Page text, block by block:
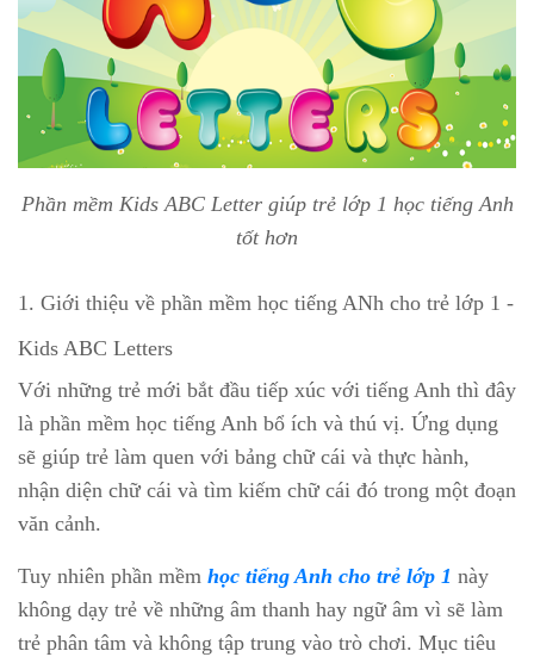
Phần mềm Kids ABC Letter giúp trẻ lớp 1 học tiếng Anh
tốt hơn
1. Giới thiệu về phần mềm học tiếng ANh cho trẻ lớp 1 -
Kids ABC Letters
Với những trẻ mới bắt đầu tiếp xúc với tiếng Anh thì đây
là phần mềm học tiếng Anh bổ ích và thú vị. Ứng dụng
sẽ giúp trẻ làm quen với bảng chữ cái và thực hành,
nhận diện chữ cái và tìm kiếm chữ cái đó trong một đoạn
văn cảnh.
Tuy nhiên phần mềm học tiếng Anh cho trẻ lớp 1 này
không dạy trẻ về những âm thanh hay ngữ âm vì sẽ làm
trẻ phân tâm và không tập trung vào trò chơi. Mục tiêu